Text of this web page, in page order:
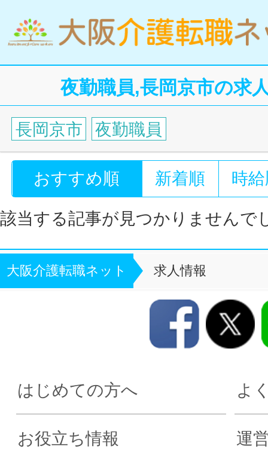
夜勤職員,長岡京市の求
長岡京市 夜勤職員
おすすめ順 新着順 時
該当する記事が見つかりませんで
大阪介護転職ネット 求人情報
はじめての方へ よ
お役立ち情報 運